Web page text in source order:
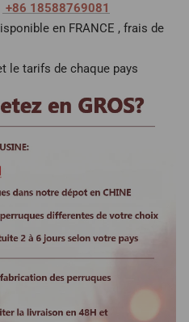
+86 18588769081
en FRANCE , frais de
le tarifs de chaque pays